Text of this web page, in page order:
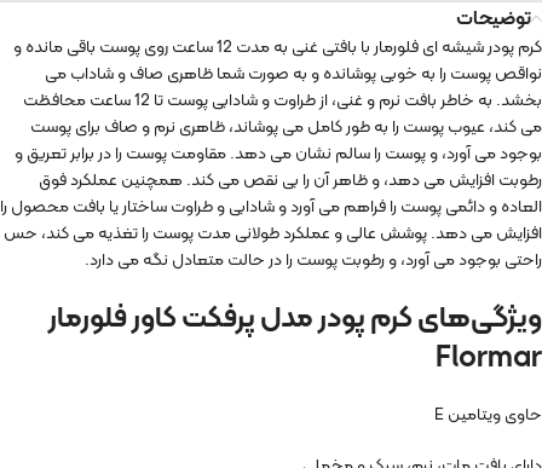
توضیحات
کرم پودر شیشه ای فلورمار با بافتی غنی به مدت 12 ساعت روی پوست باقی مانده و
نواقص پوست را به خوبی پوشانده و به صورت شما ظاهری صاف و شاداب می
بخشد. به خاطر بافت نرم و غنی‌، از طراوت و شادابی پوست تا 12 ساعت محافظت
می کند، عیوب پوست را به طور کامل می پوشاند، ظاهری نرم و صاف برای پوست
بوجود می آورد، و پوست را سالم نشان می دهد. مقاومت پوست را در برابر تعریق و
رطوبت افزایش می دهد، و ظاهر آن را بی نقص می کند. همچنین عملکرد فوق
العاده و دائمی پوست را فراهم می آورد و شادابی و طراوت ساختار یا بافت محصول را
افزایش می دهد. پوشش عالی و عملکرد طولانی مدت پوست را تغذیه می کند، حس
راحتی بوجود می آورد، و رطوبت پوست را در حالت متعادل نگه می دارد.
ویژگی‌های کرم پودر مدل پرفکت کاور فلورمار
Flormar
حاوی ویتامین E